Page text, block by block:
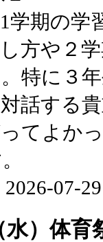
学期の学
方や２
特に３
話する
てよか
2026-07-
水）体育